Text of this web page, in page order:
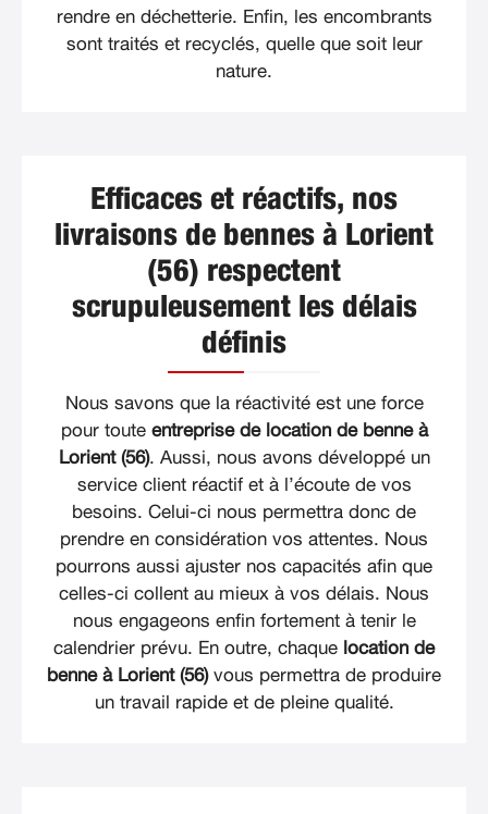
rendre en déchetterie. Enfin, les encombrants
sont traités et recyclés, quelle que soit leur
nature.
Efficaces et réactifs, nos
livraisons de bennes à Lorient
(56) respectent
scrupuleusement les délais
définis
Nous savons que la réactivité est une force
pour toute entreprise de location de benne à
Lorient (56). Aussi, nous avons développé un
service client réactif et à l’écoute de vos
besoins. Celui-ci nous permettra donc de
prendre en considération vos attentes. Nous
pourrons aussi ajuster nos capacités afin que
celles-ci collent au mieux à vos délais. Nous
nous engageons enfin fortement à tenir le
calendrier prévu. En outre, chaque location de
benne à Lorient (56)vous permettra de produire
un travail rapide et de pleine qualité.